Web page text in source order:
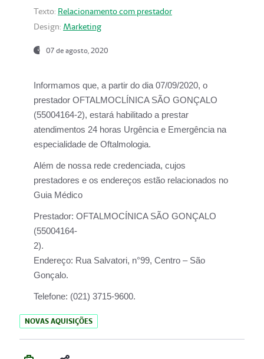
Texto: Relacionamento com prestador
Design: Marketing
07 de agosto, 2020
Informamos que, a partir do dia07/09/2020, o
prestador OFTALMOCLÍNICA SÃO GONÇALO
(55004164-2), estará habilitado a prestar
atendimentos 24 horas Urgência e Emergência na
especialidade de Oftalmologia.
Além de nossa rede credenciada, cujos
prestadores e os endereços estão relacionados no
Guia Médico
Prestador: OFTALMOCÍNICA SÃO GONÇALO
(55004164-
2).
Endereço: Rua Salvatori, n°99, Centro – São
Gonçalo.
Telefone: (021) 3715-9600.
NOVAS AQUISIÇÕES